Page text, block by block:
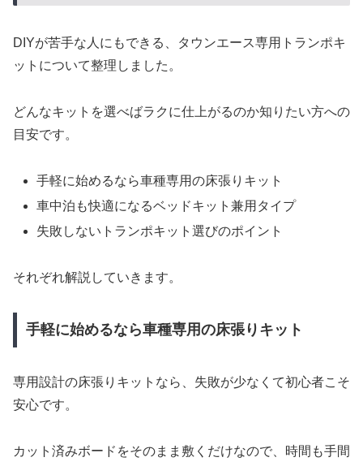
DIYが苦手な人にもできる、タウンエース専用トランポキ
ットについて整理しました。
どんなキットを選べばラクに仕上がるのか知りたい方への
目安です。
手軽に始めるなら車種専用の床張りキット
車中泊も快適になるベッドキット兼用タイプ
失敗しないトランポキット選びのポイント
それぞれ解説していきます。
手軽に始めるなら車種専用の床張りキット
専用設計の床張りキットなら、失敗が少なくて初心者こそ
安心です。
カット済みボードをそのまま敷くだけなので、時間も手間